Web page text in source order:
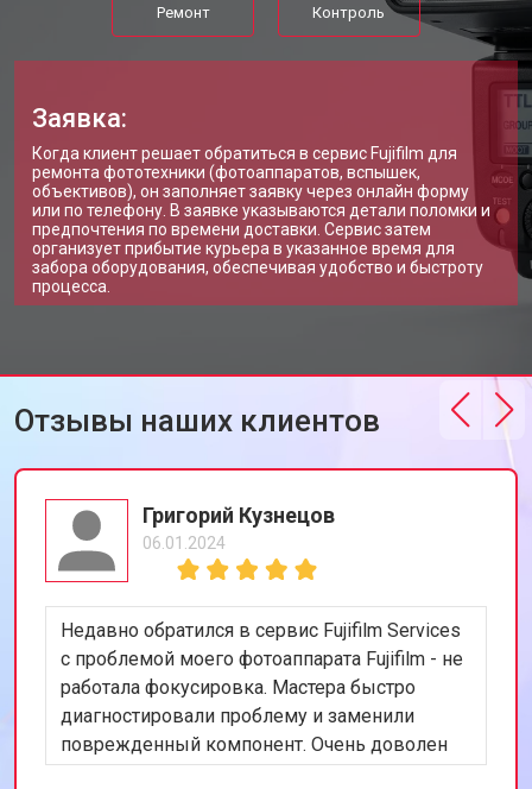
Ремонт Контроль
Заявка:
Когда клиент решает обратиться в сервис Fujifilm для
ремонта фототехники (фотоаппаратов, вспышек,
объективов), он заполняет заявку через онлайн форму
или по телефону. В заявке указываются детали поломки и
предпочтения по времени доставки. Сервис затем
организует прибытие курьера в указанное время для
забора оборудования, обеспечивая удобство и быстроту
процесса.
Отзывы наших клиентов
Григорий Кузнецов
06.01.2024
Недавно обратился в сервис Fujifilm Services
с проблемой моего фотоаппарата Fujifilm - не
работала фокусировка. Мастера быстро
диагностировали проблему и заменили
поврежденный компонент. Очень доволен
скоростью и качеством работы. Рекомендую